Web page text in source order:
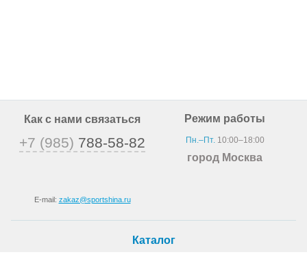
Как с нами связаться
+7 (985) 788-58-82
E-mail: zakaz@sportshina.ru
Режим работы
Пн.–Пт.10:00–18:00
город Москва
Каталог